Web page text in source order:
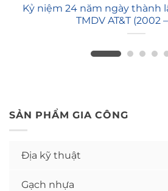
Kỷ niệm 24 năm ngày thành
TMDV AT&T (2002
SẢN PHẨM GIA CÔNG
Địa kỹ thuật
Gạch nhựa